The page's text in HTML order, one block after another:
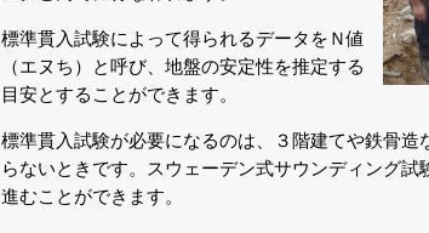
標準貫入試験によって得られるデータをＮ値
（エヌち）と呼び、地盤の安定性を推定する
目安とすることができます。
標準貫入試験が必要になるのは、３階建てや鉄骨
らないときです。スウェーデン式サウンディング
進むことができます。